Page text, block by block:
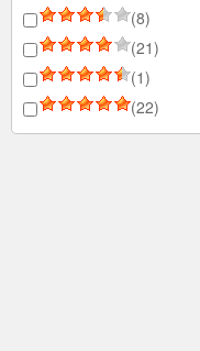
(8)
(21)
(1)
(22)